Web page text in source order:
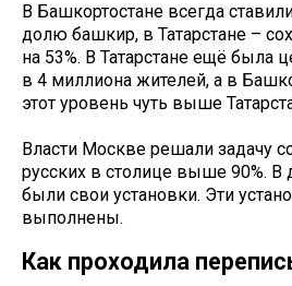
В Башкортостане всегда
долю башкир, в Татарстане –
на 53%. В Татарстане ещё была
в 4 миллиона жителей, а в
этот уровень чуть выше
Власти Москве решали задачу
русских в столице выше 90%. В
были свои установки. Эти
выполнены.
Как проходила